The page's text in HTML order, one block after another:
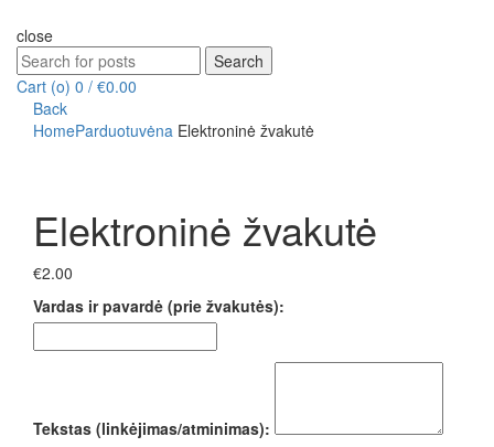
close
Search
for:
Search
Cart (o) 0 / €0.00
Back
HomeParduotuvėna Elektroninė žvakutė
Elektroninė žvakutė
€2.00
Vardas ir pavardė (prie žvakutės):
Tekstas (linkėjimas/atminimas):